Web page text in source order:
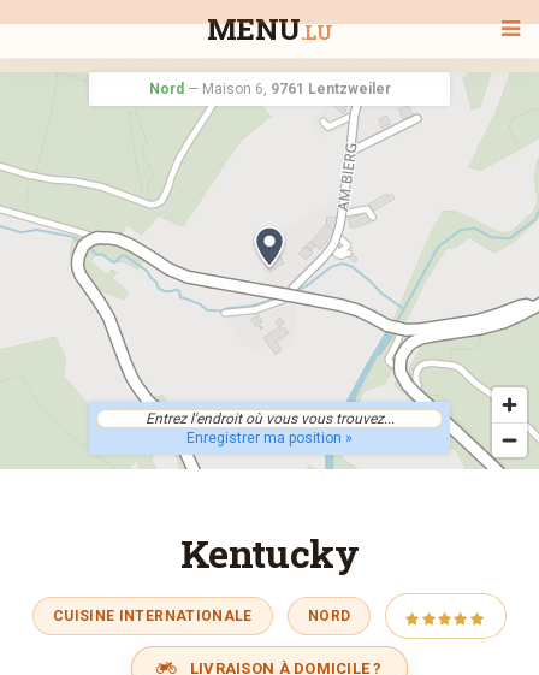
MENU.LU
BIENVENUE
TOUS LES RESTAURANTS
RECHERCHER UN RESTAURANT
Nord —Maison 6, 9761 Lentzweiler
Enregistrer ma position »
Kentucky
CUISINE INTERNATIONALE NORD
LIVRAISON À DOMICILE ?